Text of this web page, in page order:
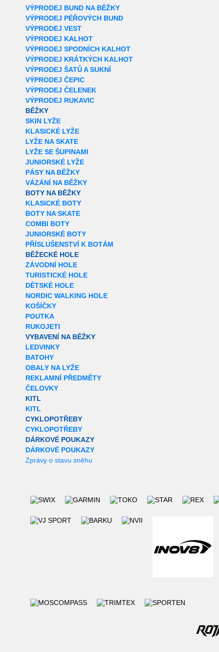
VÝPRODEJ BUND NA BĚŽKY
VÝPRODEJ PÉŘOVÝCH BUND
VÝPRODEJ VEST
VÝPRODEJ KALHOT
VÝPRODEJ SPODNÍCH KALHOT
VÝPRODEJ KRÁTKÝCH KALHOT
VÝPRODEJ ŠATŮ A SUKNÍ
VÝPRODEJ ČEPIC
VÝPRODEJ ČELENEK
VÝPRODEJ RUKAVIC
BĚŽKY
SKIN LYŽE
KLASICKÉ LYŽE
LYŽE NA SKATE
LYŽE SE ŠUPINAMI
JUNIORSKÉ LYŽE
PÁSY NA BĚŽKY
VÁZÁNÍ NA BĚŽKY
BOTY NA BĚŽKY
KLASICKÉ BOTY
BOTY NA SKATE
COMBI BOTY
JUNIORSKÉ BOTY
PŘÍSLUŠENSTVÍ K BOTÁM
BĚŽECKÉ HOLE
ZÁVODNÍ HOLE
TURISTICKÉ HOLE
DĚTSKÉ HOLE
NORDIC WALKING HOLE
KOŠÍČKY
POUTKA
RUKOJETI
VYBAVENÍ NA BĚŽKY
LEDVINKY
BATOHY
OBALY NA LYŽE
REKLAMNÍ PŘEDMĚTY
ČELOVKY
KITL
KITL
CYKLOPOTŘEBY
CYKLOPOTŘEBY
DÁRKOVÉ POUKAZY
DÁRKOVÉ POUKAZY
Zprávy o stavu sněhu